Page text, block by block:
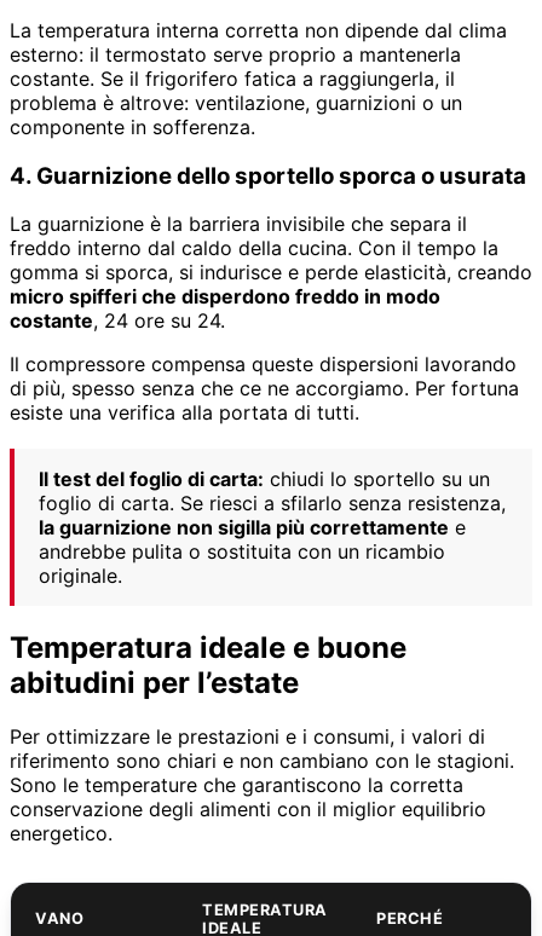
La temperatura interna corretta non dipende dal clima
esterno: il termostato serve proprio a mantenerla
costante. Se il frigorifero fatica a raggiungerla, il
problema è altrove: ventilazione, guarnizioni o un
componente in sofferenza.
4. Guarnizione dello sportello sporca o usurata
La guarnizione è la barriera invisibile che separa il
freddo interno dal caldo della cucina. Con il tempo la
gomma si sporca, si indurisce e perde elasticità, creando
micro spifferi che disperdono freddo in modo
costante, 24 ore su 24.
Il compressore compensa queste dispersioni lavorando
di più, spesso senza che ce ne accorgiamo. Per fortuna
esiste una verifica alla portata di tutti.
Il test del foglio di carta: chiudi lo sportello su un
foglio di carta. Se riesci a sfilarlo senza resistenza,
la guarnizione non sigilla più correttamente e
andrebbe pulita o sostituita con un ricambio
originale.
Temperatura ideale e buone
abitudini per l’estate
Per ottimizzare le prestazioni e i consumi, i valori di
riferimento sono chiari e non cambiano con le stagioni.
Sono le temperature che garantiscono la corretta
conservazione degli alimenti con il miglior equilibrio
energetico.
VANO
TEMPERATURA
IDEALE
PERCHÉ